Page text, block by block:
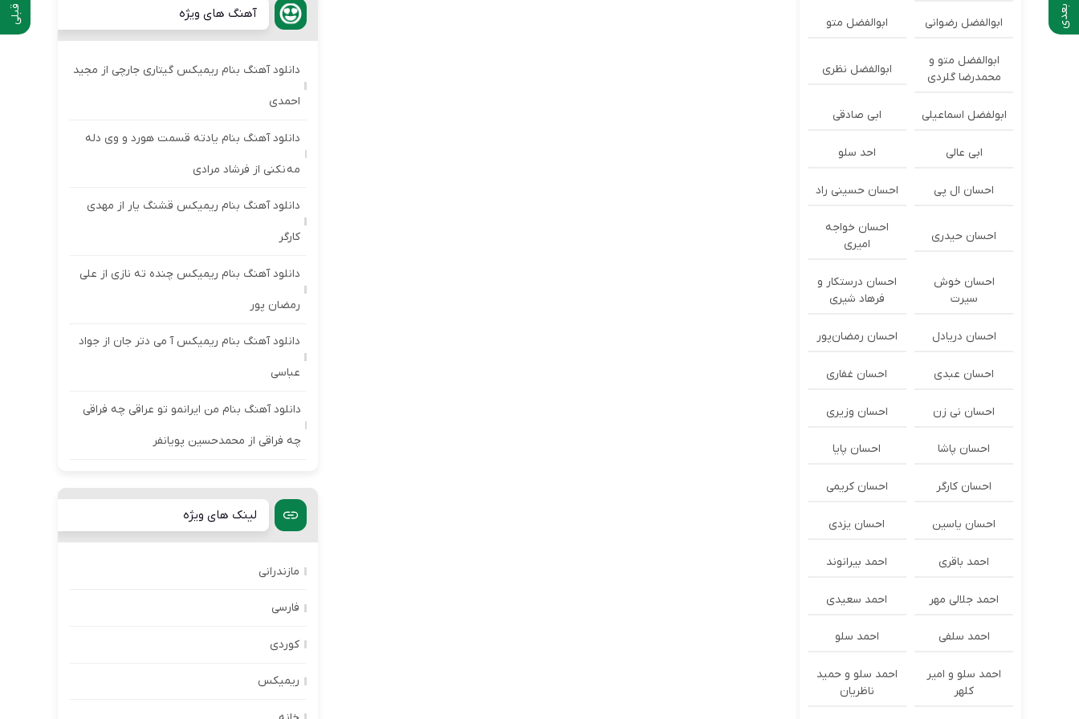
ابوالفضل رضوانی ابوالفضل متو
ابوالفضل متو و
محمدرضا گلردی
ابوالفضل نظری
ابولفضل اسماعیلی ابی صادقی
ابی عالی احد سلو
احسان ال پی احسان حسینی راد
احسان حیدری
احسان خواجه
امیری
احسان خوش
سیرت
احسان درستكار و
فرهاد شيرى
احسان دریادل احسان رمضان‌پور
احسان عبدی احسان غفاری
احسان نی زن احسان وزیری
احسان پاشا احسان پایا
احسان کارگر احسان کریمی
احسان یاسین احسان یزدی
احمد باقری احمد بیرانوند
احمد جلالی مهر احمد سعیدی
احمد سلفی احمد سلو
احمد سلو و امیر
کلهر
احمد سلو و حمید
ناظریان
آهنگ های ویژه
دانلود آهنگ بنام ریمیکس گیتاری جارچی از مجید
احمدی
دانلود آهنگ بنام یادته قسمت هورد و وی دله
مه نکنی از فرشاد مرادی
دانلود آهنگ بنام ریمیکس قشنگ یار از مهدی
کارگر
دانلود آهنگ بنام ریمیکس چنده ته نازی از علی
رمضان پور
دانلود آهنگ بنام ریمیکس آ می دتر جان از جواد
عباسی
دانلود آهنگ بنام من ایرانمو تو عراقی چه فراقی
چه فراقی از محمدحسین پویانفر
لینک های ویژه
مازندرانی
فارسی
کوردی
ریمیکس